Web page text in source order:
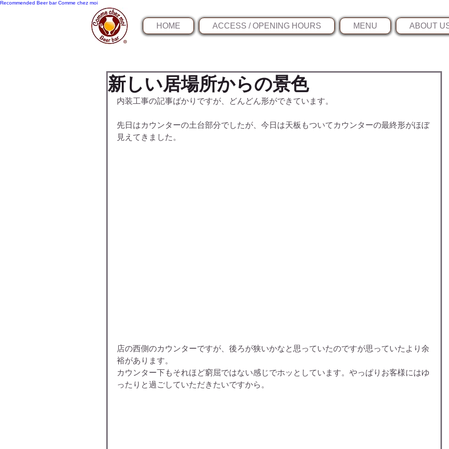
Recommended Beer bar Comme chez moi
HOME ACCESS / OPENING HOURS MENU ABOUT
新しい居場所からの景色
内装工事の記事ばかりですが、どんどん形ができています。
先日はカウンターの土台部分でしたが、今日は天板もついてカウンターの最終形がほぼ
見えてきました。
店の西側のカウンターですが、後ろが狭いかなと思っていたのですが思っていたより余
裕があります。
カウンター下もそれほど窮屈ではない感じでホッとしています。やっぱりお客様にはゆ
ったりと過ごしていただきたいですから。